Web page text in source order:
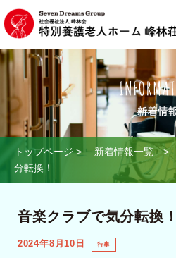
トップページ> 新着情報一覧
分転換！
音楽クラブで気分転換！
2024年8月10日 行事